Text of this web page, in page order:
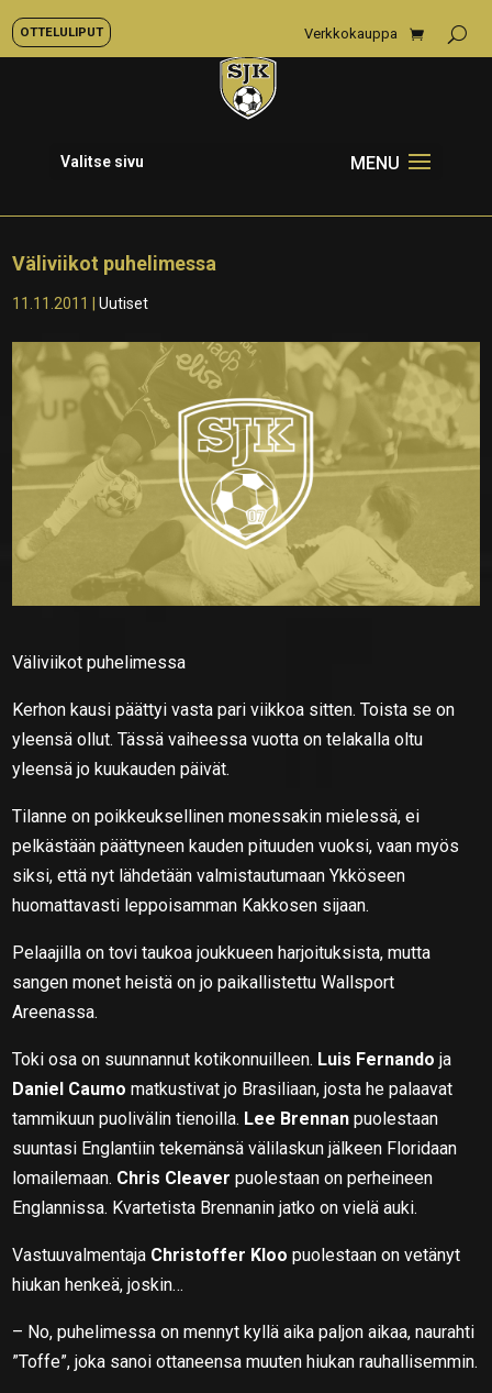
OTTELULIPUT Verkkokauppa
Valitse sivu
Väliviikot puhelimessa
11.11.2011 |Uutiset
Väliviikot puhelimessa
Kerhon kausi päättyi vasta pari viikkoa sitten. Toista se on
yleensä ollut. Tässä vaiheessa vuotta on telakalla oltu
yleensä jo kuukauden päivät.
Tilanne on poikkeuksellinen monessakin mielessä, ei
pelkästään päättyneen kauden pituuden vuoksi, vaan myös
siksi, että nyt lähdetään valmistautumaan Ykköseen
huomattavasti leppoisamman Kakkosen sijaan.
Pelaajilla on tovi taukoa joukkueen harjoituksista, mutta
sangen monet heistä on jo paikallistettu Wallsport
Areenassa.
Toki osa on suunnannut kotikonnuilleen. Luis Fernando ja
Daniel Caumo matkustivat jo Brasiliaan, josta he palaavat
tammikuun puolivälin tienoilla. Lee Brennanpuolestaan
suuntasi Englantiin tekemänsä välilaskun jälkeen Floridaan
lomailemaan. Chris Cleaverpuolestaan on perheineen
Englannissa. Kvartetista Brennanin jatko on vielä auki.
Vastuuvalmentaja Christoffer Kloo puolestaan on vetänyt
hiukan henkeä, joskin…
– No, puhelimessa on mennyt kyllä aika paljon aikaa, naurahti
”Toffe”, joka sanoi ottaneensa muuten hiukan rauhallisemmin.